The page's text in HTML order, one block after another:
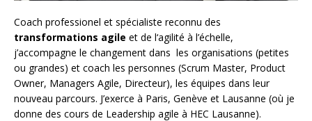
Coach professionel et spécialiste reconnu des
transformations agile et de l‘agilité à l’échelle,
j’accompagne le changement dans les organisations (petites
ou grandes) et coach les personnes (Scrum Master, Product
Owner, Managers Agile, Directeur), les équipes dans leur
nouveau parcours. J’exerce à Paris, Genève et Lausanne (où je
donne des cours de Leadership agile à HEC Lausanne).